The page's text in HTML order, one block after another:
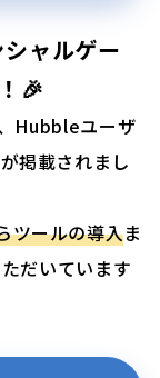
ャルゲー
🎉
Hubbleユーザ
掲載されまし
ツールの導入ま
だいています